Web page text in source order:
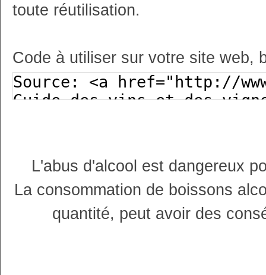
toute réutilisation.
Code à utiliser sur votre site web,
L'abus d'alcool est dangereux
La consommation de boissons
quantité, peut avoir des